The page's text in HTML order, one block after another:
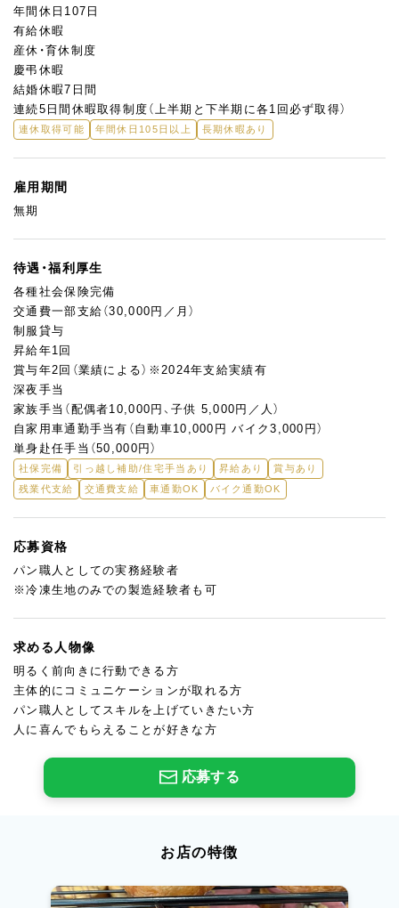
年間休日107日
有給休暇
産休・育休制度
慶弔休暇
結婚休暇7日間
連続5日間休暇取得制度（上半期と下半期に各1回必ず取得）
連休取得可能 年間休日105日以上 長期休暇あり
雇用期間
無期
待遇・福利厚生
各種社会保険完備
交通費一部支給（30,000円／月）
制服貸与
昇給年1回
賞与年2回（業績による）※2024年支給実績有
深夜手当
家族手当（配偶者10,000円、子供 5,000円／人）
自家用車通勤手当有（自動車10,000円 バイク3,000円）
単身赴任手当（50,000円）
社保完備 引っ越し補助/住宅手当あり 昇給あり
賞与あり
残業代支給
交通費支給 車通勤OK バイク通勤OK
応募資格
パン職人としての実務経験者
※冷凍生地のみでの製造経験者も可
求める人物像
明るく前向きに行動できる方
主体的にコミュニケーションが取れる方
パン職人としてスキルを上げていきたい方
人に喜んでもらえることが好きな方
応募する
お店の特徴